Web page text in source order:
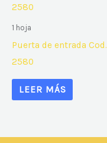
1 hoja
Puerta de entrada Cod.
2580
LEER MÁS